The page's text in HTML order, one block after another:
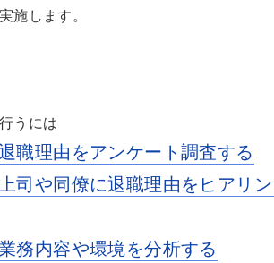
施します。
うには
職理由をアンケート調査する
司や同僚に退職理由をヒアリ
務内容や環境を分析する